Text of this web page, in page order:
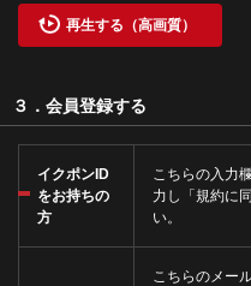
再生する（高画質）
３．会員登録する
イクポンID
をお持ちの
方
こちらの入力
力し「規約に
い。
こちらのメー